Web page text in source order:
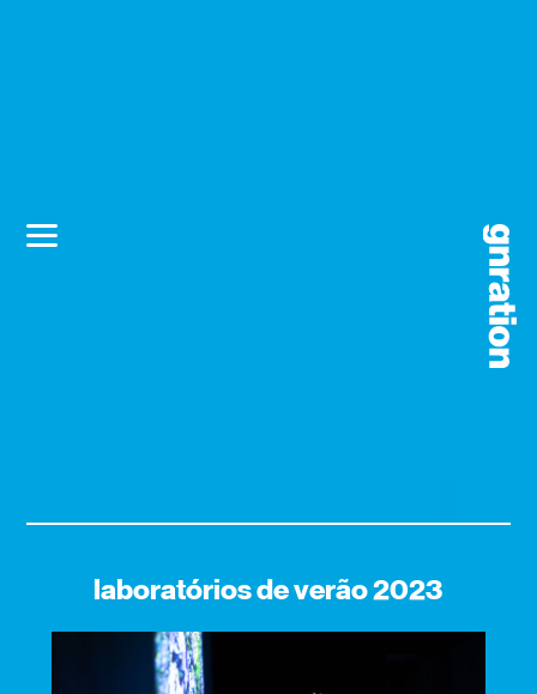
laboratórios de verão 2023